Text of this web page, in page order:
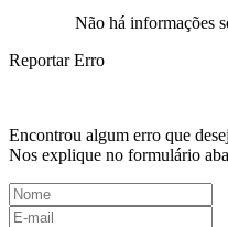
Não há informações
Reportar Erro
Encontrou algum erro que
Nos explique no formulário